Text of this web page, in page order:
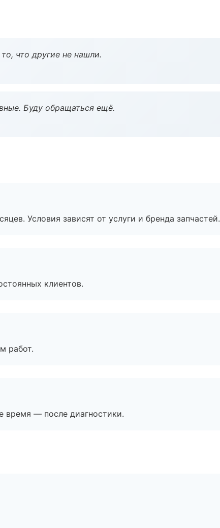
что другие не нашли.
Буду обращаться ещё.
Условия зависят от услуги и бренда запчастей.
клиентов.
работ.
время — после диагностики.